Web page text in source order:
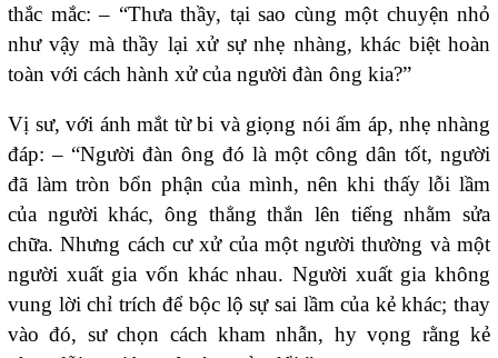
thắc mắc: – “Thưa thầy, tại sao cùng một chuyện nhỏ
như vậy mà thầy lại xử sự nhẹ nhàng, khác biệt hoàn
toàn với cách hành xử của người đàn ông kia?”
Vị sư, với ánh mắt từ bi và giọng nói ấm áp, nhẹ nhàng
đáp: – “Người đàn ông đó là một công dân tốt, người
đã làm tròn bổn phận của mình, nên khi thấy lỗi lầm
của người khác, ông thẳng thắn lên tiếng nhằm sửa
chữa. Nhưng cách cư xử của một người thường và một
người xuất gia vốn khác nhau. Người xuất gia không
vung lời chỉ trích để bộc lộ sự sai lầm của kẻ khác; thay
vào đó, sư chọn cách kham nhẫn, hy vọng rằng kẻ